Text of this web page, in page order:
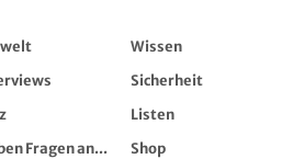
Wissen
Sicherheit
Listen
Fragen an...
Shop